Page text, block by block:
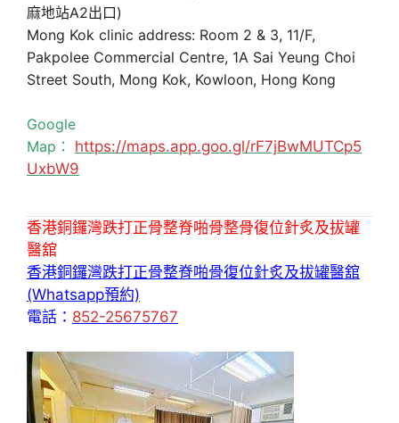
麻地站A2出口)
Mong Kok clinic address: Room 2 & 3, 11/F,
Pakpolee Commercial Centre, 1A Sai Yeung Choi
Street South, Mong Kok, Kowloon, Hong Kong
Google
Map： https://maps.app.goo.gl/rF7jBwMUTCp5
UxbW9
香港銅鑼灣跌打正骨整脊啪骨整骨復位針炙及拔罐
醫舘
香港銅鑼灣跌打正骨整脊啪骨復位針炙及拔罐醫舘
(Whatsapp預約)
電話： 852-25675767